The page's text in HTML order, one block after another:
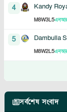
4 Kandy
M8W3L5
5 Dambulla
M8W2L5
সর্বশেষ সংবাদ